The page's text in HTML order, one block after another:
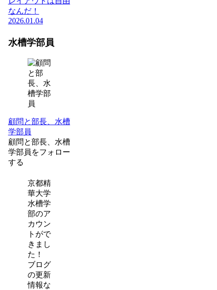
なんだ！
2026.01.04
水槽学部員
顧問と部長、水槽
学部員
顧問と部長、水槽
学部員をフォロー
する
京都精
華大学
水槽学
部のア
カウン
トがで
きまし
た！
ブログ
の更新
情報な